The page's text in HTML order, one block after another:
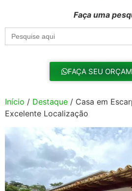
Faça uma
Search
for:
FAÇA SEU
Início / Destaque / Casa em
Excelente Localização